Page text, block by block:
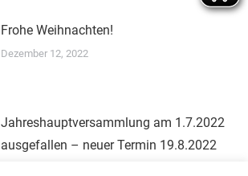
Frohe Weihnachten!
Dezember 12, 2022
Jahreshauptversammlung am 1.7.2022
ausgefallen – neuer Termin 19.8.2022